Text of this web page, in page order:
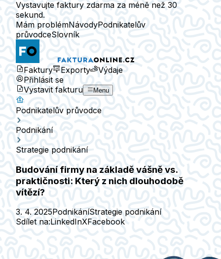
Vystavujte faktury zdarma za méně než 30
sekund.
Mám problémNávodyPodnikatelův
průvodceSlovník
Faktury Exporty
Výdaje
Přihlásit se
Vystavit fakturu
Menu
Podnikatelův průvodce
Podnikání
Strategie podnikání
Budování firmy na základě vášně vs.
praktičnosti: Který z nich dlouhodobě
vítězí?
3. 4. 2025PodnikáníStrategie podnikání
Sdílet na:LinkedInXFacebook